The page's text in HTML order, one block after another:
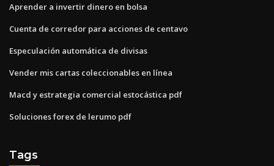
Aprender a invertir dinero en bolsa
Cuenta de corredor para acciones de centavo
Especulación automática de divisas
Vender mis cartas coleccionables en línea
Macd y estrategia comercial estocástica pdf
Soluciones forex de lerumo pdf
Tags